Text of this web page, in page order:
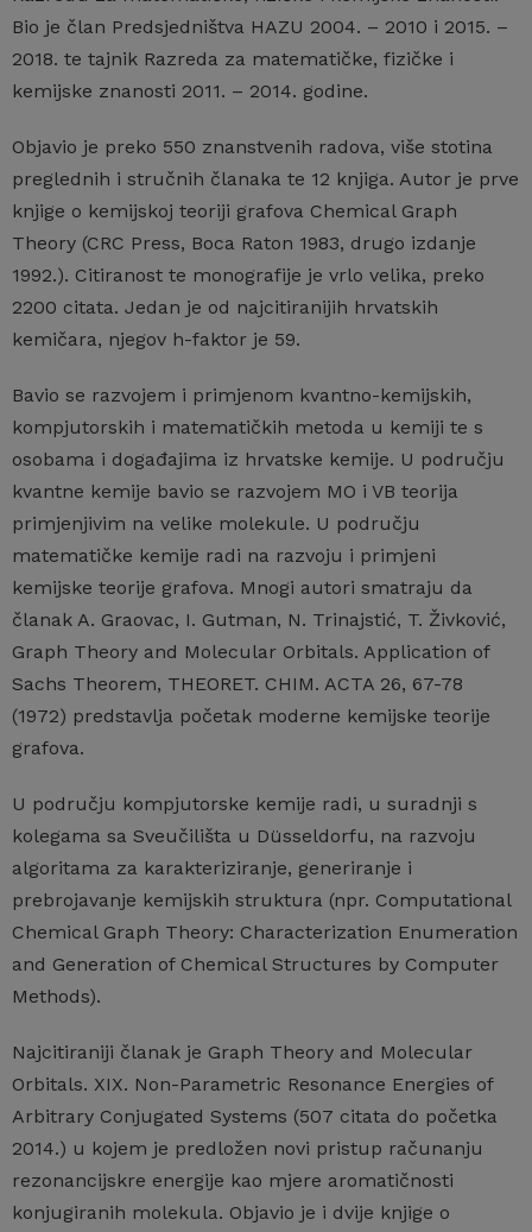
Bio je član Predsjedništva HAZU 2004. – 2010 i 2015. –
2018. te tajnik Razreda za matematičke, fizičke i
kemijske znanosti 2011. – 2014. godine.
Objavio je preko 550 znanstvenih radova, više stotina
preglednih i stručnih članaka te 12 knjiga. Autor je prve
knjige o kemijskoj teoriji grafova Chemical Graph
Theory (CRC Press, Boca Raton 1983, drugo izdanje
1992.). Citiranost te monografije je vrlo velika, preko
2200 citata. Jedan je od najcitiranijih hrvatskih
kemičara, njegov h-faktor je 59.
Bavio se razvojem i primjenom kvantno-kemijskih,
kompjutorskih i matematičkih metoda u kemiji te s
osobama i događajima iz hrvatske kemije. U području
kvantne kemije bavio se razvojem MO i VB teorija
primjenjivim na velike molekule. U području
matematičke kemije radi na razvoju i primjeni
kemijske teorije grafova. Mnogi autori smatraju da
članak A. Graovac, I. Gutman, N. Trinajstić, T. Živković,
Graph Theory and Molecular Orbitals. Application of
Sachs Theorem, THEORET. CHIM. ACTA 26, 67-78
(1972) predstavlja početak moderne kemijske teorije
grafova.
U području kompjutorske kemije radi, u suradnji s
kolegama sa Sveučilišta u Düsseldorfu, na razvoju
algoritama za karakteriziranje, generiranje i
prebrojavanje kemijskih struktura (npr. Computational
Chemical Graph Theory: Characterization Enumeration
and Generation of Chemical Structures by Computer
Methods).
Najcitiraniji članak je Graph Theory and Molecular
Orbitals. XIX. Non-Parametric Resonance Energies of
Arbitrary Conjugated Systems (507 citata do početka
2014.) u kojem je predložen novi pristup računanju
rezonancijskre energije kao mjere aromatičnosti
konjugiranih molekula. Objavio je i dvije knjige o